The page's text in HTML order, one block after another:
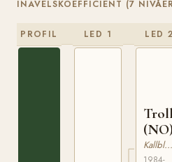
INAVELSKOEFFICIENT (7
PROFIL LED 1 LED 2
Kallblodig Travare